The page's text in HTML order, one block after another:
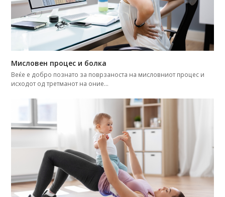
Мисловен процес и болка
Веќе е добро познатo за поврзаноста на мисловниот процес и
исходот од третманот на оние…